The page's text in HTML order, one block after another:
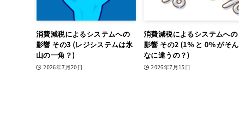
消費減税によるシステムへの
影響 その3 (レジシステムは氷
山の一角？)
2026年7月20日
消費減税によるシステムへの
影響 その2 (1% と 0% がそん
なに違うの？)
2026年7月15日